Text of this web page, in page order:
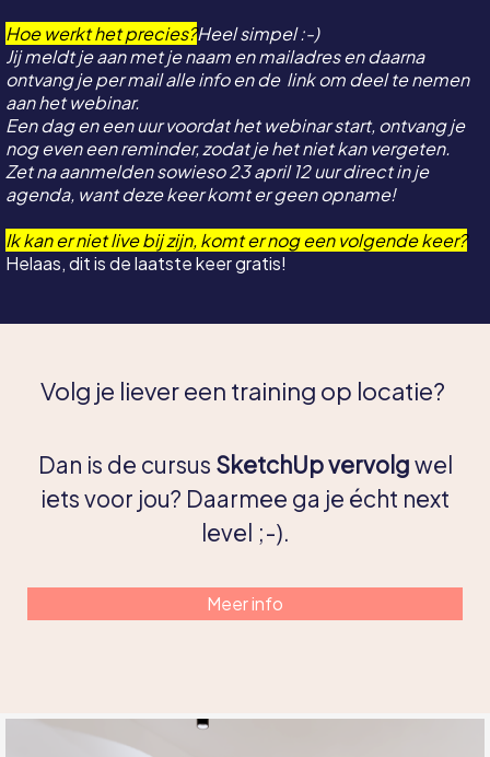
Hoe werkt het precies?Heel simpel :-)
Jij meldt je aan met je naam en mailadres en daarna
ontvang je per mail alle info en de link om deel te nemen
aan het webinar.
Een dag en een uur voordat het webinar start, ontvang je
nog even een reminder, zodat je het niet kan vergeten.
Zet na aanmelden sowieso 23 april 12 uur direct in je
agenda, want deze keer komt er geen opname!
Ik kan er niet live bij zijn, komt er nog een volgende keer?
Helaas, dit is de laatste keer gratis!
Volg je liever een training op locatie?
Dan is de cursus SketchUp vervolgwel
iets voor jou? Daarmee ga je écht next
level ;-).
Meer info